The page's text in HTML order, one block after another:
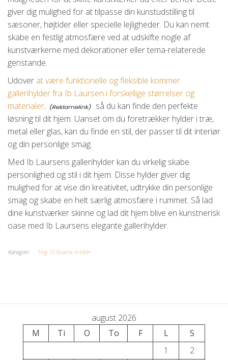
giver dig mulighed for at tilpasse din kunstudstilling til
sæsoner, højtider eller specielle lejligheder. Du kan nemt
skabe en festlig atmosfære ved at udskifte nogle af
kunstværkerne med dekorationer eller tema-relaterede
genstande.
Udover at være funktionelle og fleksible kommer
gallerihylder fra Ib Laursen i forskellige størrelser og
materialer,
så du kan finde den perfekte
løsning til dit hjem. Uanset om du foretrækker hylder i træ,
metal eller glas, kan du finde en stil, der passer til dit interiør
og din personlige smag.
Med Ib Laursens gallerihylder kan du virkelig skabe
personlighed og stil i dit hjem. Disse hylder giver dig
mulighed for at vise din kreativitet, udtrykke din personlige
smag og skabe en helt særlig atmosfære i rummet. Så lad
dine kunstværker skinne og lad dit hjem blive en kunstnerisk
oase med Ib Laursens elegante gallerihylder.
Kategori Ting Til Stuens Artikler
august 2026
M
Ti O To F L
S
1
2